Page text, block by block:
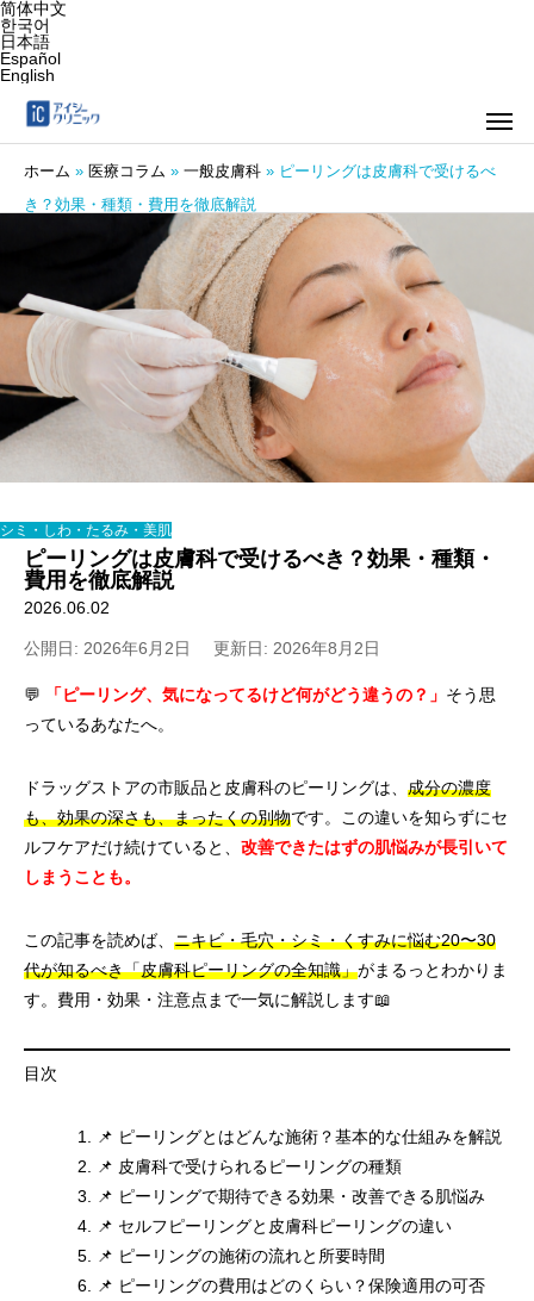
简体中文
한국어
日本語
Español
English
ホーム » 医療コラム » 一般皮膚科 » ピーリングは皮膚科で受けるべ
き？効果・種類・費用を徹底解説
シミ・しわ・たるみ・美肌
ピーリングは皮膚科で受けるべき？効果・種類・
費用を徹底解説
2026.06.02
公開日: 2026年6月2日 更新日: 2026年8月2日
💬 「ピーリング、気になってるけど何がどう違うの？」 そう思
っているあなたへ。
ドラッグストアの市販品と皮膚科のピーリングは、 成分の濃度
も、効果の深さも、まったくの別物です。この違いを知らずにセ
ルフケアだけ続けていると、 改善できたはずの肌悩みが長引いて
しまうことも。
この記事を読めば、 ニキビ・毛穴・シミ・くすみに悩む20〜30
代が知るべき「皮膚科ピーリングの全知識」がまるっとわかりま
す。費用・効果・注意点まで一気に解説します📖
目次
📌 ピーリングとはどんな施術？基本的な仕組みを解説
📌 皮膚科で受けられるピーリングの種類
📌 ピーリングで期待できる効果・改善できる肌悩み
📌 セルフピーリングと皮膚科ピーリングの違い
📌 ピーリングの施術の流れと所要時間
📌 ピーリングの費用はどのくらい？保険適用の可否